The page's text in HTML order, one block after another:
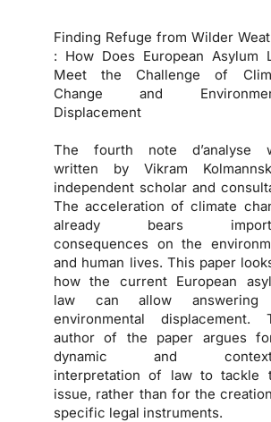
Finding Refuge from Wilder
: How Does European Asylum
Meet the Challenge of
Change and
Displacement
The fourth note d’analyse
written by Vikram
independent scholar and
The acceleration of climate
already bears
consequences on the
and human lives. This paper
how the current European
law can allow
environmental displacement.
author of the paper argues
dynamic and
interpretation of law to tackle
issue, rather than for the
specific legal instruments.